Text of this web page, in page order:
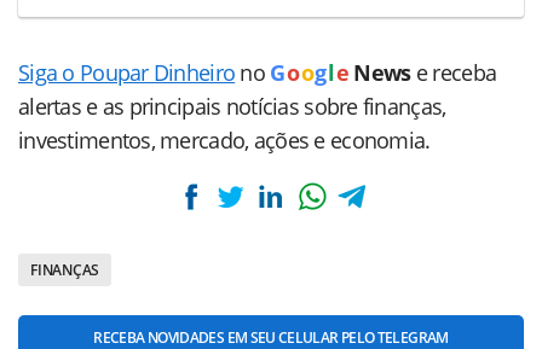
Siga o Poupar Dinheiro no Goog le News e receba
alertas e as principais notícias sobre finanças,
investimentos, mercado, ações e economia.
FINANÇAS
RECEBA NOVIDADES EM SEU CELULAR PELO TELEGRAM